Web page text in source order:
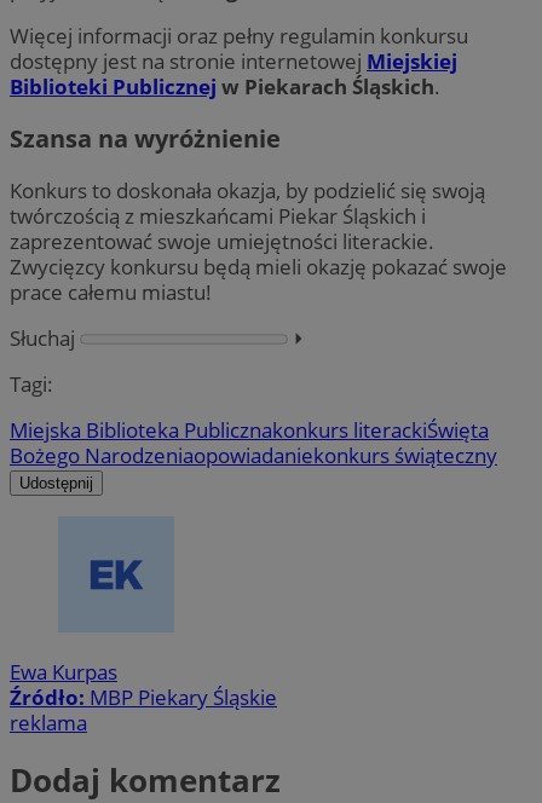
Więcej informacji oraz pełny regulamin konkursu
dostępny jest na stronie internetowej Miejskiej
Biblioteki Publicznej w Piekarach Śląskich.
Szansa na wyróżnienie
Konkurs to doskonała okazja, by podzielić się swoją
twórczością z mieszkańcami Piekar Śląskich i
zaprezentować swoje umiejętności literackie.
Zwycięzcy konkursu będą mieli okazję pokazać swoje
prace całemu miastu!
Słuchaj
⏵︎
Tagi:
Miejska Biblioteka Publicznakonkurs literackiŚwięta
Bożego Narodzeniaopowiadaniekonkurs świąteczny
Udostępnij
Ewa Kurpas
Źródło: MBP Piekary Śląskie
reklama
Dodaj komentarz